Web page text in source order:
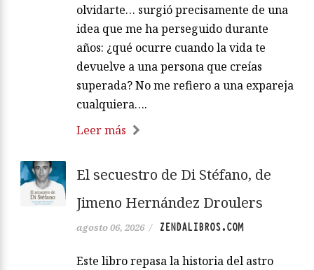
olvidarte… surgió precisamente de una
idea que me ha perseguido durante
años: ¿qué ocurre cuando la vida te
devuelve a una persona que creías
superada? No me refiero a una expareja
cualquiera….
Leer más
El secuestro de Di Stéfano, de
Jimeno Hernández Droulers
agosto 06, 2026 / ZENDALIBROS.COM
Este libro repasa la historia del astro